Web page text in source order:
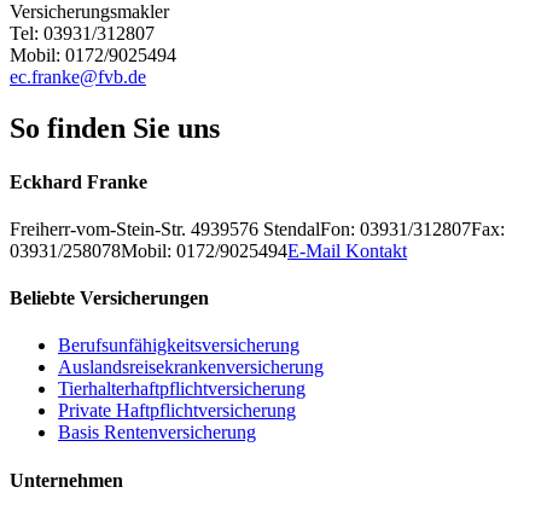
Versicherungsmakler
Tel: 03931/312807
Mobil: 0172/9025494
ec.franke@fvb.de
So finden Sie uns
Eckhard Franke
Freiherr-vom-Stein-Str. 4939576 StendalFon: 03931/312807Fax:
03931/258078Mobil: 0172/9025494E-Mail Kontakt
Beliebte Versicherungen
Berufsunfähigkeitsversicherung
Auslandsreisekrankenversicherung
Tierhalterhaftpflichtversicherung
Private Haftpflichtversicherung
Basis Rentenversicherung
Unternehmen